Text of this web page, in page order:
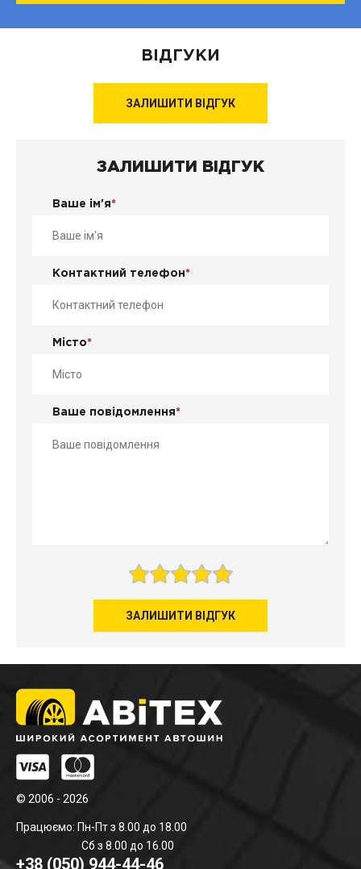
ВІДГУКИ
ЗАЛИШИТИ ВІДГУК
ЗАЛИШИТИ ВІДГУК
Ваше ім'я*
Контактний телефон*
Місто*
Ваше повідомлення*
ЗАЛИШИТИ ВІДГУК
© 2006 - 2026
Працюємо: Пн-Пт з 8.00 до 18.00
Сб з 8.00 до 16.00
+38 (050) 944-44-46